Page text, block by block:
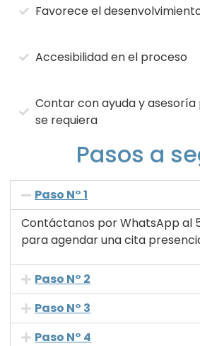
Favorece el
Accesibilidad en el proceso
Contar con ayuda y
se requiera
Pasos a
Paso N° 1
Contáctanos por WhatsApp al
para agendar una cita
Paso N° 2
Paso N° 3
Paso N° 4